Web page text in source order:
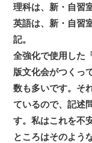
理科は、新・自習
英語は、新・自習
記。
全強化で使用した
版文化会がつくっ
数も多いです。そ
ているので、記述
す。私はこれを不
ところはそのよう